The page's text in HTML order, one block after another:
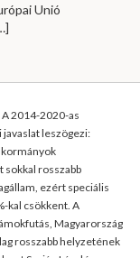
Unió
2014-2020-as
leszögezi:
kormányok
rosszabb
ezért speciális
kal csökkent. A
Magyarország
rosszabb helyzetének